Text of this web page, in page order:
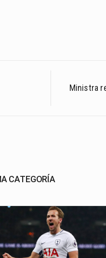
Ministra
CATEGORÍA